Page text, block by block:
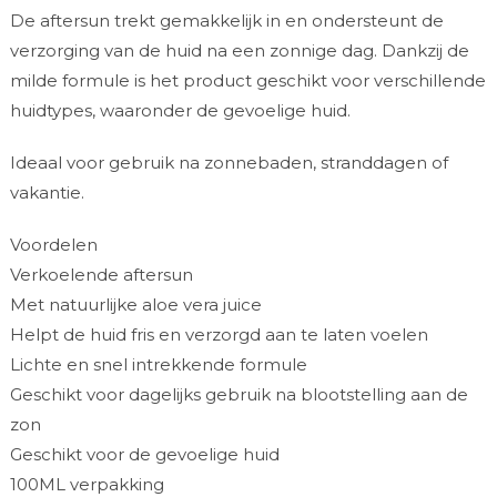
De aftersun trekt gemakkelijk in en ondersteunt de
verzorging van de huid na een zonnige dag. Dankzij de
milde formule is het product geschikt voor verschillende
huidtypes, waaronder de gevoelige huid.
Ideaal voor gebruik na zonnebaden, stranddagen of
vakantie.
Voordelen
Verkoelende aftersun
Met natuurlijke aloe vera juice
Helpt de huid fris en verzorgd aan te laten voelen
Lichte en snel intrekkende formule
Geschikt voor dagelijks gebruik na blootstelling aan de
zon
Geschikt voor de gevoelige huid
100ML verpakking